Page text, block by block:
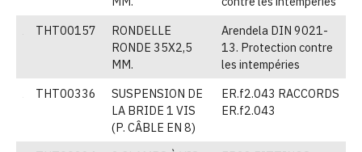
THT00157
RONDELLE
RONDE 35X2,5
MM.
Arendela DIN 9021-
13. Protection contre
les intempéries
THT00336
SUSPENSION DE
LA BRIDE 1 VIS
(P. CÂBLE EN 8)
ER.f2.043 RACCORDS
ER.f2.043